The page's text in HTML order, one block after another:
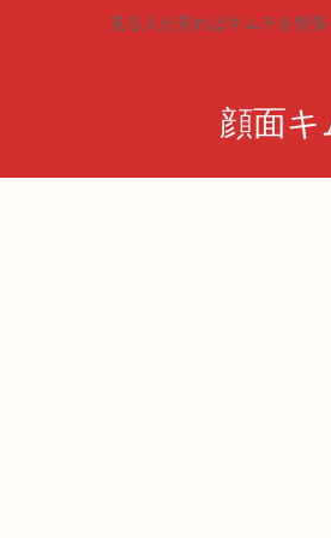
見る人が見ればキムチを頬
顔面